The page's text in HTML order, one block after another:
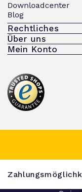
Downloadcenter
Blog
Rechtliches
Über uns
Mein Konto